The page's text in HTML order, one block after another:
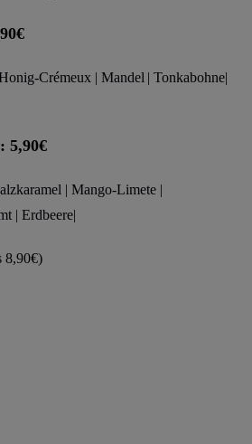
Crémeux | Mandel | Tonkabohne|
5,90€
| Mango-Limete |
| Erdbeere|
8,90€)